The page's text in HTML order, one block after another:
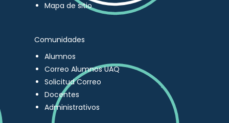
Mapa de sitio
Comunidades
Alumnos
Correo Alumnos UAQ
Solicitud Correo
Docentes
Administrativos